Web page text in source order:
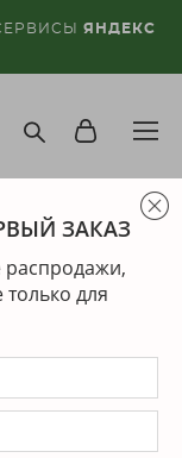
ЯНДЕКС
ЗАКАЗ
распродажи,
для